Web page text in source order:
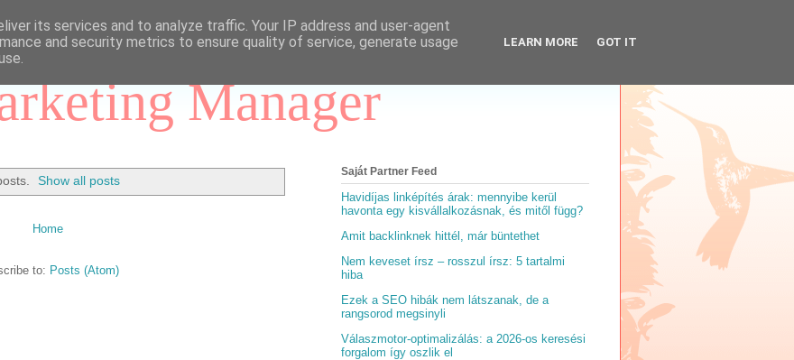
Manager
Show all posts
Home
to: Posts (Atom)
Saját Partner Feed
Havidíjas linképítés árak: mennyibe kerül
havonta egy kisvállalkozásnak, és mitől függ?
Amit backlinknek hittél, már büntethet
Nem keveset írsz – rosszul írsz: 5 tartalmi
hiba
Ezek a SEO hibák nem látszanak, de a
rangsorod megsinyli
Válaszmotor-optimalizálás: a 2026-os keresési
forgalom így oszlik el
its services and to analyze traffic. Your IP address and user-agent
and security metrics to ensure quality of service, generate usage
LEARN MORE GOT IT